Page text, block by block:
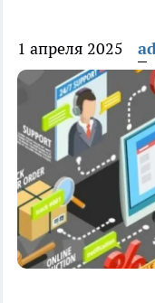
1 апреля 2025